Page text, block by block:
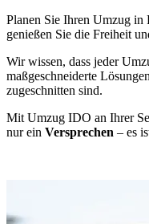
Planen Sie Ihren Umzug in
genießen Sie die Freiheit
Wir wissen, dass jeder
maßgeschneiderte
zugeschnitten sind.
Mit Umzug IDO an Ihrer
nur ein Versprechen – es